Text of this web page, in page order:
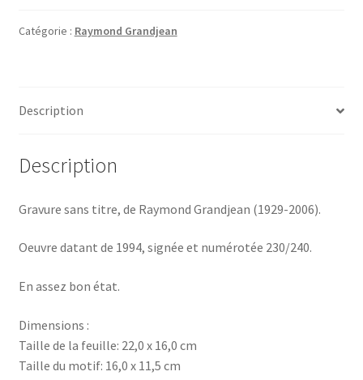
gravure
Catégorie : Raymond Grandjean
Description
Description
Gravure sans titre, de Raymond Grandjean (1929-2006).
Oeuvre datant de 1994, signée et numérotée 230/240.
En assez bon état.
Dimensions :
Taille de la feuille: 22,0 x 16,0 cm
Taille du motif: 16,0 x 11,5 cm